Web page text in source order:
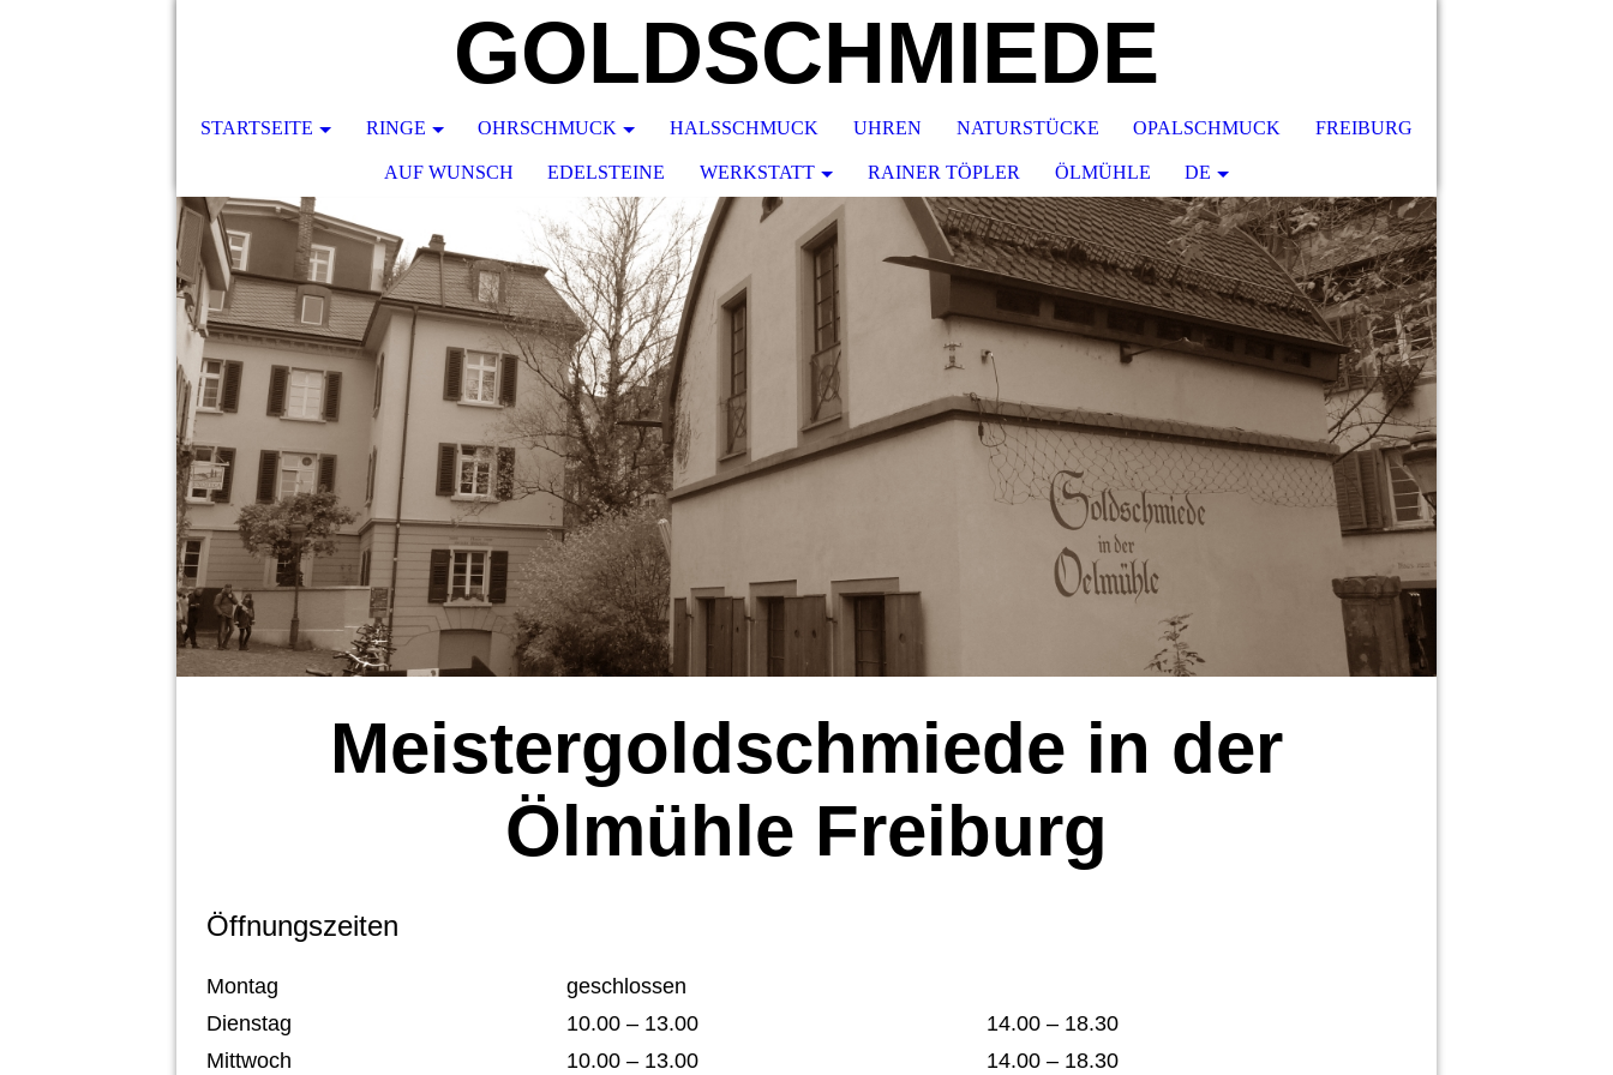
GOLDSCHMIEDE
STARTSEITE RINGE OHRSCHMUCK HALSSCHMUCK UHREN NATURSTÜCKE OPALSCHMUCK FREIBURG
AUF WUNSCH EDELSTEINE WERKSTATT RAINER TÖPLER ÖLMÜHLE DE
Meistergoldschmiede in der
Ölmühle Freiburg
Öffnungszeiten
Montag geschlossen
Dienstag
10.00 – 13.00
14.00 – 18.30
Mittwoch
10.00 – 13.00 14.00 – 18.30